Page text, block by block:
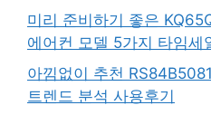
미리 준비하기 좋은
에어컨 모델 5가지 타임세
아낌없이 추천
트렌드 분석 사용후기